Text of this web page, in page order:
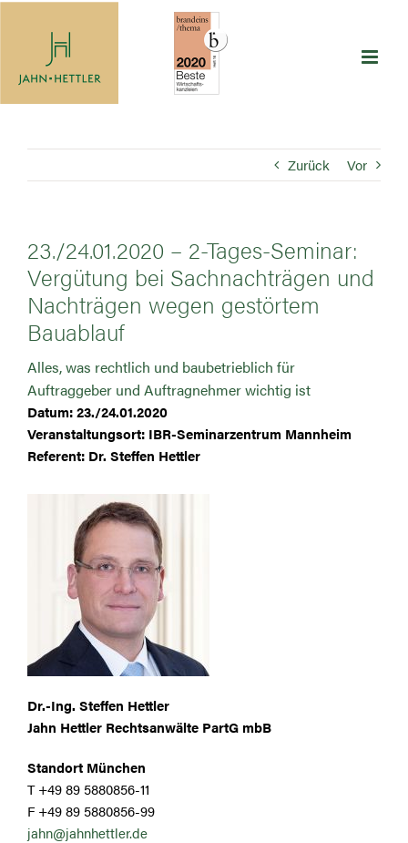
Zurück Vor
23./24.01.2020 – 2-Tages-Seminar:
Vergütung bei Sachnachträgen und
Nachträgen wegen gestörtem
Bauablauf
Alles, was rechtlich und baubetrieblich für
Auftraggeber und Auftragnehmer wichtig ist
Datum: 23./24.01.2020
Veranstaltungsort: IBR-Seminarzentrum Mannheim
Referent: Dr. Steffen Hettler
Dr.-Ing. Steffen Hettler
Jahn Hettler Rechtsanwälte PartG mbB
Standort München
T +49 89 5880856-11
F +49 89 5880856-99
jahn@jahnhettler.de